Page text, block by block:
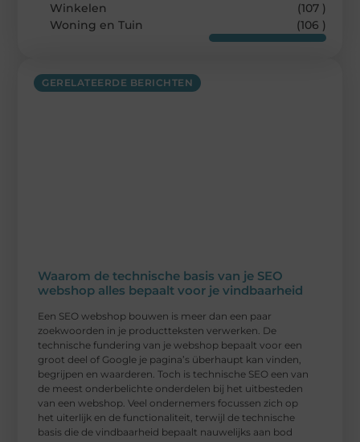
GERELATEERDE BERICHTEN
Waarom de technische basis van je SEO
webshop alles bepaalt voor je vindbaarheid
Een SEO webshop bouwen is meer dan een paar
zoekwoorden in je productteksten verwerken. De
technische fundering van je webshop bepaalt voor een
groot deel of Google je pagina’s überhaupt kan vinden,
begrijpen en waarderen. Toch is technische SEO een van
de meest onderbelichte onderdelen bij het uitbesteden
van een webshop. Veel ondernemers focussen zich op
het uiterlijk en de functionaliteit, terwijl de technische
basis die de vindbaarheid bepaalt nauwelijks aan bod
Winkelen
(107 )
Woning en Tuin
(106 )